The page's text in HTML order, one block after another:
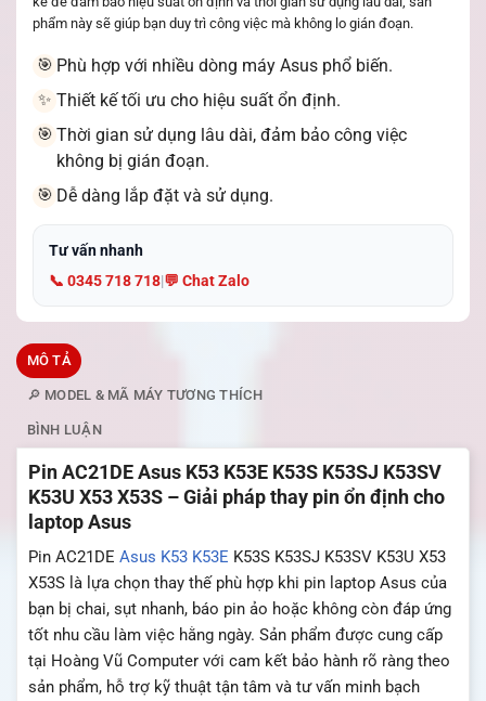
phẩm này sẽ giúp bạn duy trì công việc mà không lo gián đoạn.
🎯 Phù hợp với nhiều dòng máy Asus phổ biến.
✨ Thiết kế tối ưu cho hiệu suất ổn định.
🎯 Thời gian sử dụng lâu dài, đảm bảo công việc
không bị gián đoạn.
🎯 Dễ dàng lắp đặt và sử dụng.
Tư vấn nhanh
📞 0345 718 718|💬 Chat Zalo
MÔ TẢ
🔎 MODEL & MÃ MÁY TƯƠNG THÍCH
BÌNH LUẬN
Pin AC21DE Asus K53 K53E K53S K53SJ K53SV
K53U X53 X53S – Giải pháp thay pin ổn định cho
laptop Asus
Pin AC21DE Asus K53 K53E K53S K53SJ K53SV K53U X53
X53S là lựa chọn thay thế phù hợp khi pin laptop Asus của
bạn bị chai, sụt nhanh, báo pin ảo hoặc không còn đáp ứng
tốt nhu cầu làm việc hằng ngày. Sản phẩm được cung cấp
tại Hoàng Vũ Computer với cam kết bảo hành rõ ràng theo
sản phẩm, hỗ trợ kỹ thuật tận tâm và tư vấn minh bạch